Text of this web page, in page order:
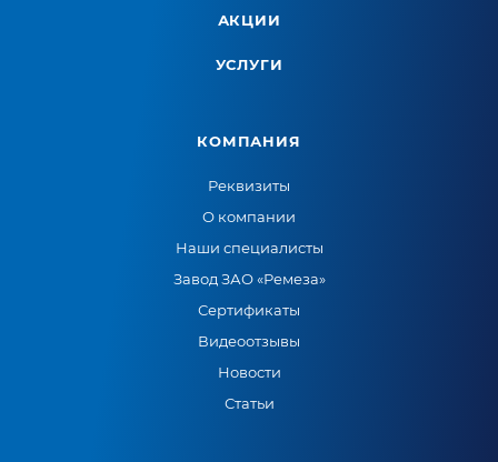
АКЦИИ
УСЛУГИ
КОМПАНИЯ
Реквизиты
О компании
Наши специалисты
Завод ЗАО «Ремеза»
Сертификаты
Видеоотзывы
Новости
Статьи